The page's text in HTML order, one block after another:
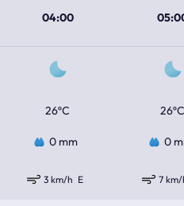
04:00
26ºC 26ºC
0 mm 0
3 km/h E 7 km/